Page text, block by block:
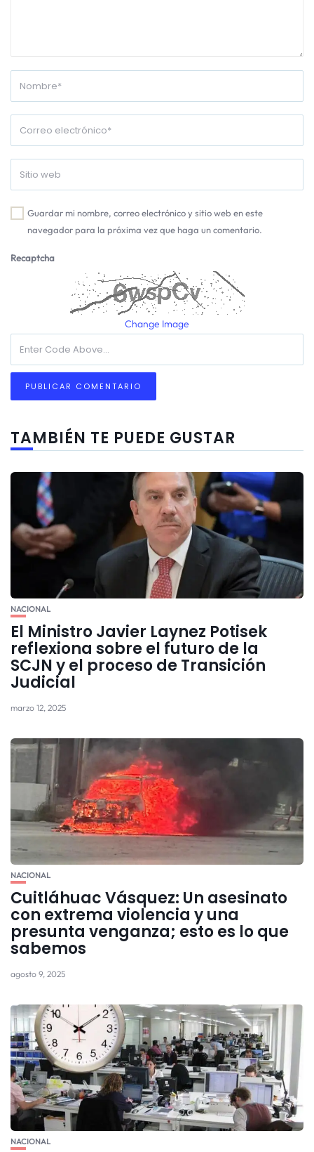
Guardar mi nombre, correo electrónico y sitio web en este
navegador para la próxima vez que haga un comentario.
Recaptcha
Change Image
TAMBIÉN TE PUEDE GUSTAR
NACIONAL
El Ministro Javier Laynez Potisek
reflexiona sobre el futuro de la
SCJN y el proceso de Transición
Judicial
marzo 12, 2025
NACIONAL
Cuitláhuac Vásquez: Un asesinato
con extrema violencia y una
presunta venganza; esto es lo que
sabemos
agosto 9, 2025
NACIONAL